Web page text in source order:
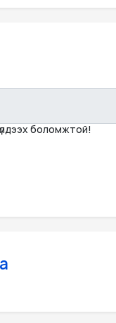
боломжтой!